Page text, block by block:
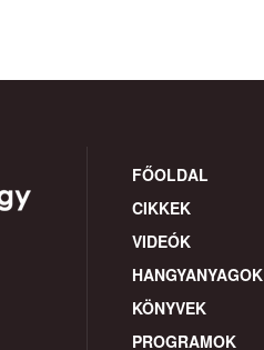
FŐOLDAL
CIKKEK
VIDEÓK
HANGYANYAGOK
KÖNYVEK
PROGRAMOK